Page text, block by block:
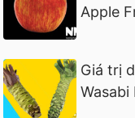
Apple
Giá trị